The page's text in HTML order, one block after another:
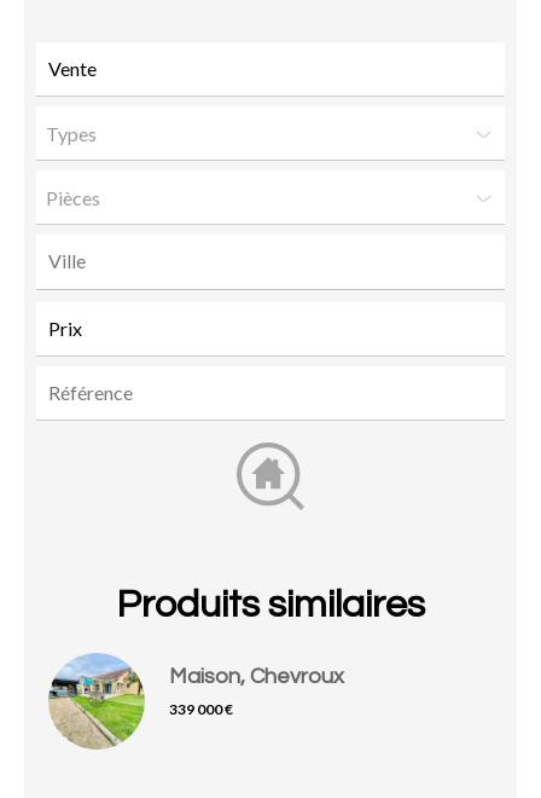
Types
Pièces
Produits similaires
Maison, Chevroux
339 000 €